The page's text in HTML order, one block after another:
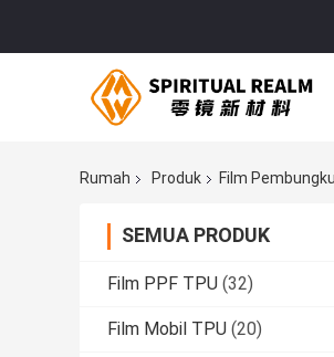
Rumah Produk Film
SEMUA PRODUK
Film PPF TPU (32)
Film Mobil TPU (20)